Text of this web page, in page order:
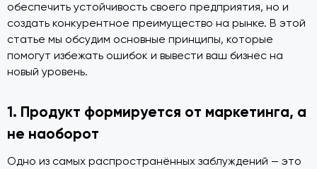
обеспечить устойчивость своего предприятия, но и
создать конкурентное преимущество на рынке. В этой
статье мы обсудим основные принципы, которые
помогут избежать ошибок и вывести ваш бизнес на
новый уровень.
1. Продукт формируется от маркетинга, а
не наоборот
Одно из самых распространённых заблуждений — это